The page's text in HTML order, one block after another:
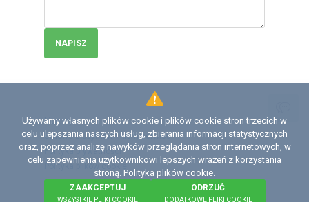
NAPISZ
Używamy własnych plików cookie i plików cookie stron trzecich w
celu ulepszania naszych usług, zbierania informacji statystycznych
oraz, poprzez analizę nawyków przeglądania stron internetowych, w
celu zapewnienia użytkownikowi lepszych wrażeń z korzystania
stroną. Polityka plików cookie
ZAAKCEPTUJ
WSZYSTKIE PLIKI COOKIE
ODRZUĆ
DODATKOWE PLIKI COOKIE
2026 Institute of Diagnostics and Vehicle Intelligence
Licencja
Umowa z użytkownikiem serwisu
Polityka prywatności
Polityka plików сookie